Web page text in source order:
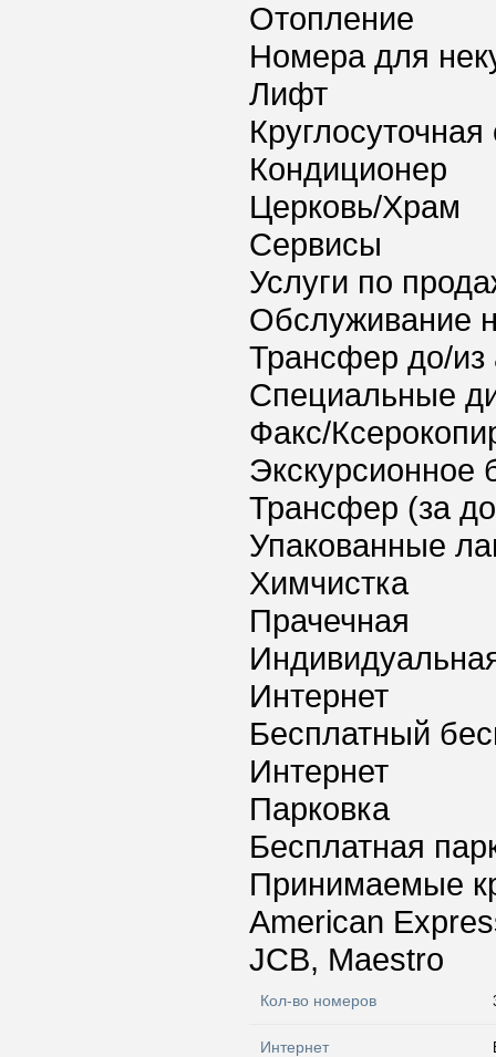
Отопление
Номера для
Лифт
Кондиционер
Церковь/Храм
Сервисы
Услуги по
Обслуживание
Трансфер до/из
Специальные
Факс/
Экскурсионное
Трансфер (за
Упакованные
Химчистка
Прачечная
Интернет
Бесплатный
Интернет
Парковка
Бесплатная
Принимаемые
American
JCB, Maestro
Кол-во номеров
Интернет